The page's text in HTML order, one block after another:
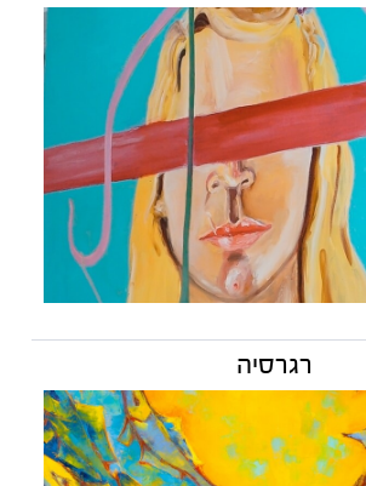
רגרסיה